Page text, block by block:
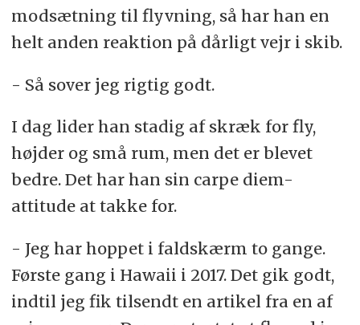
modsætning til flyvning, så har han en
helt anden reaktion på dårligt vejr i skib.
- Så sover jeg rigtig godt.
I dag lider han stadig af skræk for fly,
højder og små rum, men det er blevet
bedre. Det har han sin carpe diem-
attitude at takke for.
- Jeg har hoppet i faldskærm to gange.
Første gang i Hawaii i 2017. Det gik godt,
indtil jeg fik tilsendt en artikel fra en af